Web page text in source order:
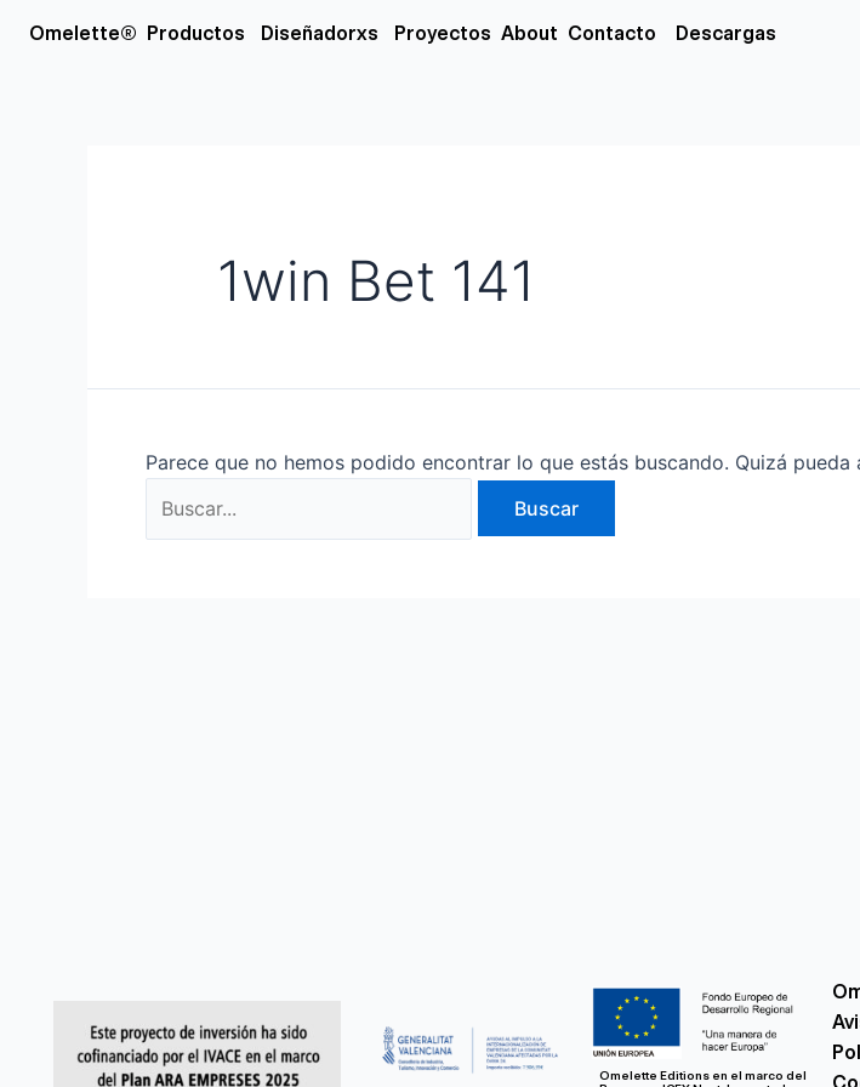
Omelette® Productos Open Productos
Diseñadorxs Open Diseñadorxs
Proyectos About Contacto Descargas
1win Bet 141
Parece que no hemos podido encontrar lo que estás buscando. Quizá pueda
por:
Omelette Editions en el marco del